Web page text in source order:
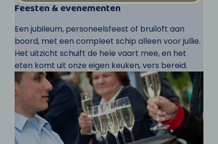
Feesten & evenementen
Een jubileum, personeelsfeest of bruiloft aan
boord, met een compleet schip alleen voor jullie.
Het uitzicht schuift de hele vaart mee, en het
eten komt uit onze eigen keuken, vers bereid.